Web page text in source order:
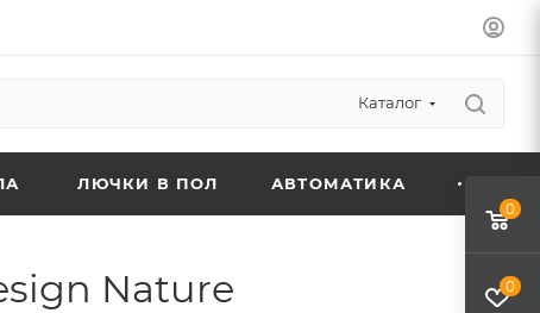
Каталог
ЛЮЧКИ В ПОЛ АВТОМАТИКА
Nature
0
0